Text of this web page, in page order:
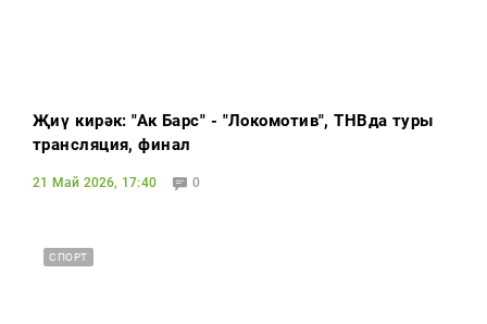
Җиңү кирәк: "Ак Барс" - "Локомотив", ТНВда туры
трансляция, финал
21 Май 2026, 17:40 0
СПОРТ